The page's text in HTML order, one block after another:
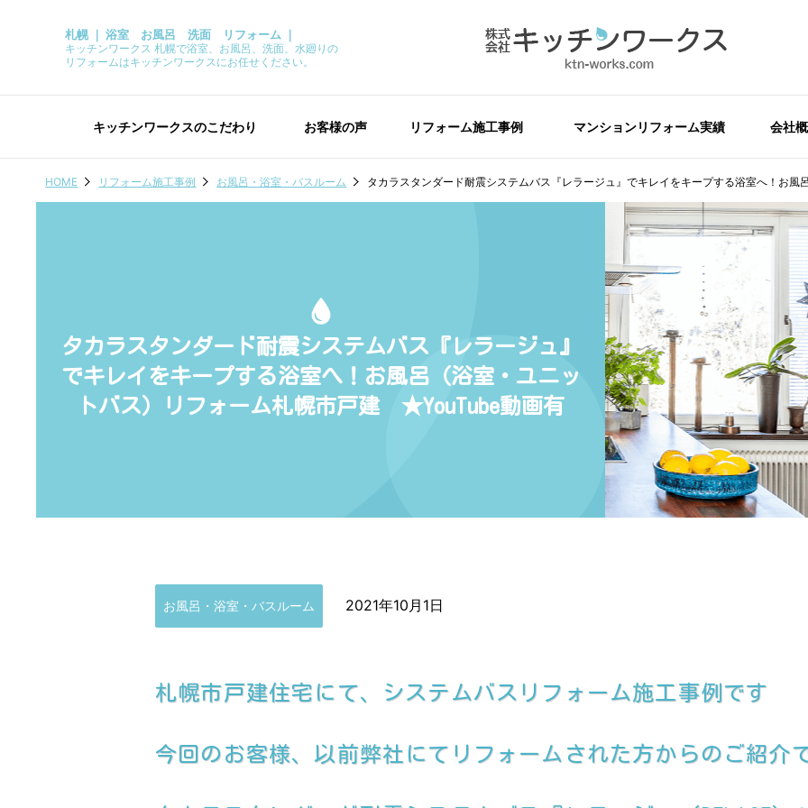
札幌 ｜ 浴室 お風呂 洗面 リフォーム ｜
キッチンワークス 札幌で浴室、お風呂、洗面、水廻りの
リフォームはキッチンワークスにお任せください。
キッチンワークスのこだわり お客様の声 リフォーム施工事例 マンションリフォーム実績 会社
HOME リフォーム施工事例 お風呂・浴室・バスルーム タカラスタンダード耐震システムバス『レラージュ』でキレイをキープする浴室へ！お
タカラスタンダード耐震システムバス『レラージュ』
でキレイをキープする浴室へ！お風呂（浴室・ユニッ
トバス）リフォーム札幌市戸建 ★YouTube動画有
お風呂・浴室・バスルーム 2021年10月1日
札幌市戸建住宅にて、システムバスリフォーム施工事例です
今回のお客様、以前弊社にてリフォームされた方からのご紹介